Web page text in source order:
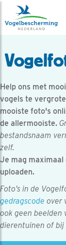
Help ons met
vogels te
mooiste foto's
de allermooiste.
bestandsnaam
zelf.
Je mag
uploaden.
Foto’s in de
gedragscode over
ook geen beelden
dierentuinen of bij